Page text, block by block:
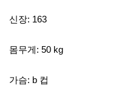
신장: 163
몸무게: 50 kg
가슴: b 컵